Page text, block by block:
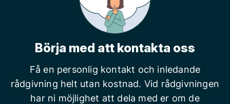
Börja med att kontakta oss
Få en personlig kontakt och inledande
rådgivning helt utan kostnad. Vid rådgivningen
har ni möjlighet att dela med er om de